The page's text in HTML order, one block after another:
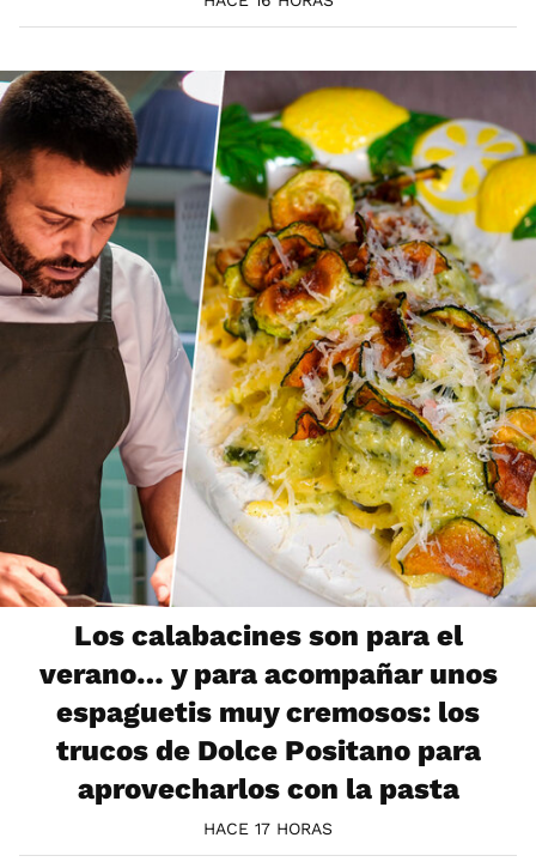
Los calabacines son para el
verano… y para acompañar unos
espaguetis muy cremosos: los
trucos de Dolce Positano para
aprovecharlos con la pasta
HACE 17 HORAS